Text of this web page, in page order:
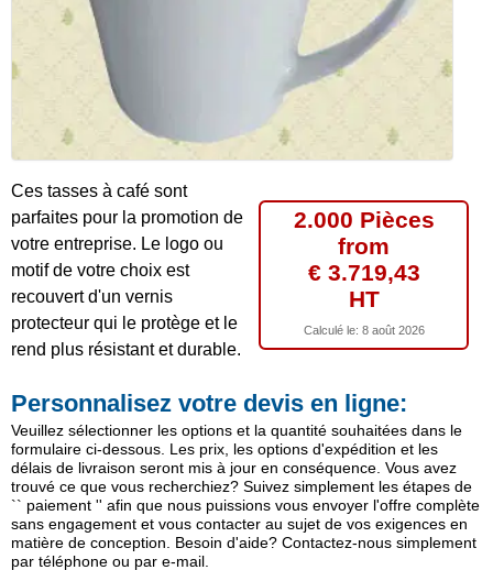
2.000 Pièces
from
€ 3.719,43
HT
Calculé le: 8 août 2026
Ces tasses à café sont
parfaites pour la promotion de
votre entreprise. Le logo ou
motif de votre choix est
recouvert d'un vernis
protecteur qui le protège et le
rend plus résistant et durable.
Personnalisez votre devis en ligne:
Veuillez sélectionner les options et la quantité souhaitées dans le
formulaire ci-dessous. Les prix, les options d'expédition et les
délais de livraison seront mis à jour en conséquence. Vous avez
trouvé ce que vous recherchiez? Suivez simplement les étapes de
`` paiement '' afin que nous puissions vous envoyer l'offre complète
sans engagement et vous contacter au sujet de vos exigences en
matière de conception. Besoin d'aide? Contactez-nous simplement
par téléphone ou par e-mail.